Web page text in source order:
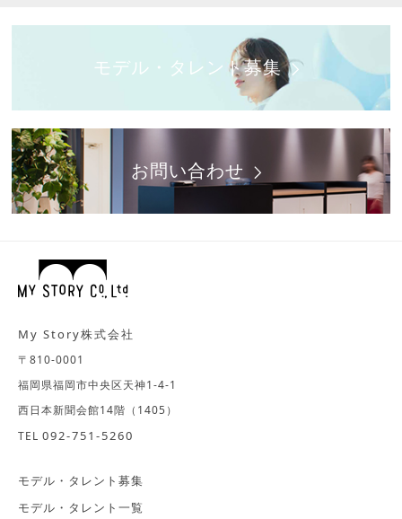
モデル・タレント募集
お問い合わせ
My Story株式会社
〒810-0001
福岡県福岡市中央区天神1-4-1
西日本新聞会館14階（1405）
TEL 092-751-5260
モデル・タレント募集
モデル・タレント一覧